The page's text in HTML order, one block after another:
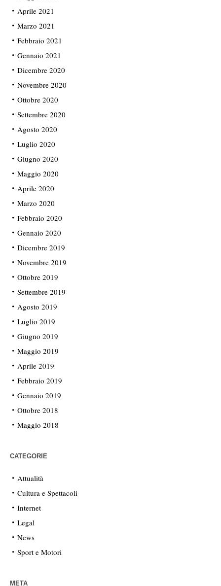
Aprile 2021
Marzo 2021
Febbraio 2021
Gennaio 2021
Dicembre 2020
Novembre 2020
Ottobre 2020
Settembre 2020
Agosto 2020
Luglio 2020
Giugno 2020
Maggio 2020
Aprile 2020
Marzo 2020
Febbraio 2020
Gennaio 2020
Dicembre 2019
Novembre 2019
Ottobre 2019
Settembre 2019
Agosto 2019
Luglio 2019
Giugno 2019
Maggio 2019
Aprile 2019
Febbraio 2019
Gennaio 2019
Ottobre 2018
Maggio 2018
CATEGORIE
Attualità
Cultura e Spettacoli
Internet
Legal
News
Sport e Motori
META